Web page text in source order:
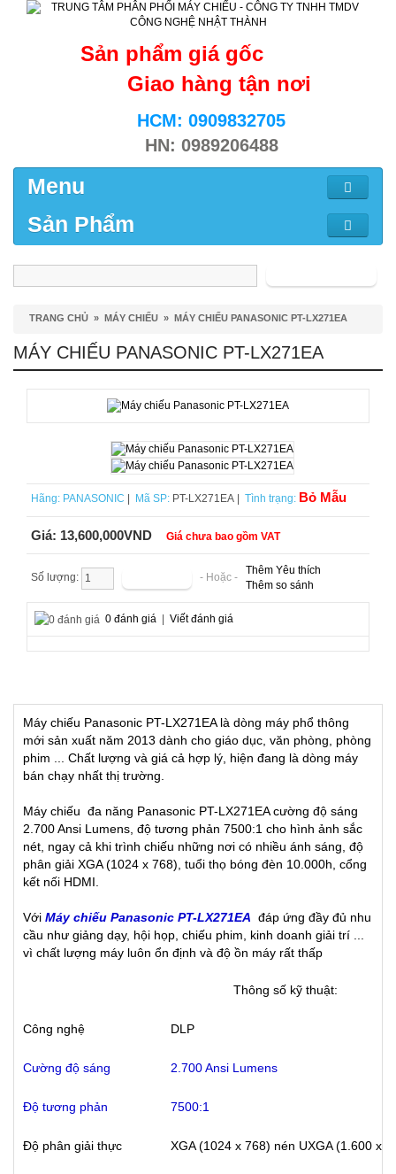
Sản phẩm giá gốc
Giao hàng tận nơi
HCM: 0909832705
HN: 0989206488
Menu
Sản Phẩm
TRANG CHỦ » MÁY CHIẾU » MÁY CHIẾU PANASONIC PT-LX271EA
MÁY CHIẾU PANASONIC PT-LX271EA
Hãng: PANASONIC Mã SP: PT-LX271EA | Tình trạng: Bỏ Mẫu
Giá: 13,600,000VND Giá chưa bao gồm VAT
Số lượng: - Hoặc -
Thêm Yêu thích
Thêm so sánh
0 đánh giá Viết đánh giá
Máy chiếu Panasonic PT-LX271EA là dòng máy phổ thông
mới sản xuất năm 2013 dành cho giáo dục, văn phòng, phòng
phim ... Chất lượng và giá cả hợp lý, hiện đang là dòng máy
bán chạy nhất thị trường.
Máy chiếu đa năng Panasonic PT-LX271EA cường độ sáng
2.700 Ansi Lumens, độ tương phản 7500:1 cho hình ảnh sắc
nét, ngay cả khi trình chiếu những nơi có nhiều ánh sáng, độ
phân giải XGA (1024 x 768), tuổi thọ bóng đèn 10.000h, cổng
kết nối HDMI.
Với Máy chiếu Panasonic PT-LX271EA đáp ứng đầy đủ nhu
cầu như giảng dạy, hội họp, chiếu phim, kinh doanh giải trí ...
vì chất lượng máy luôn ổn định và độ ồn máy rất thấp
Thông số kỹ thuật:
Công nghệ DLP
Cường độ sáng 2.700 Ansi Lumens
Độ tương phản 7500:1
Độ phân giải thực XGA (1024 x 768) nén UXGA (1.600 x